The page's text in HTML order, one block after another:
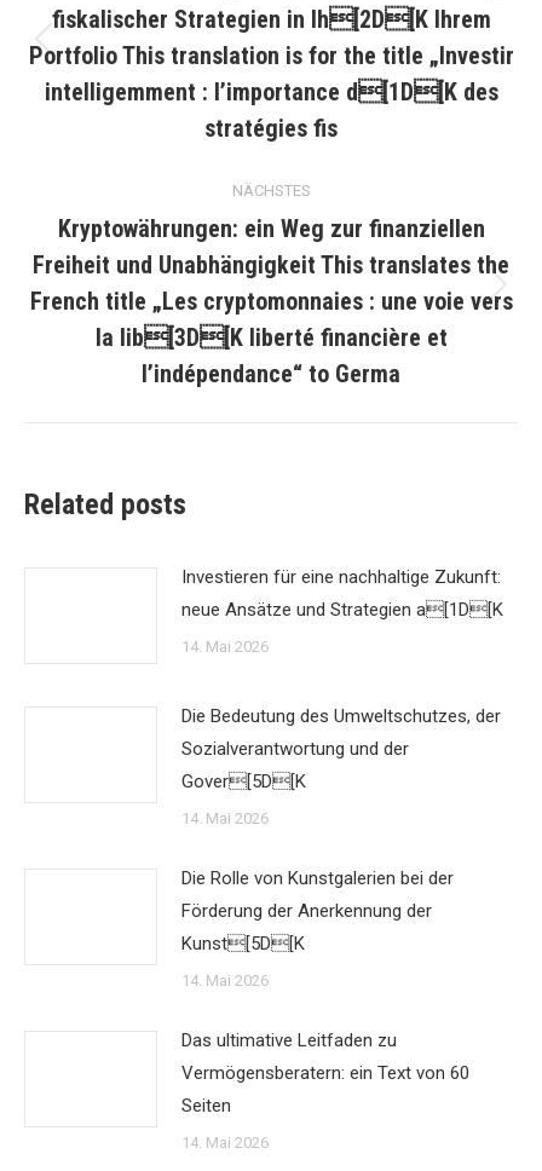
Vorheriger
Beitrag:
fiskalischer Strategien in Ih[2D[K Ihrem
Portfolio This translation is for the title „Investir
intelligemment : l’importance d[1D[K des
stratégies fis
NÄCHSTES
Nächster
Beitrag:
Kryptowährungen: ein Weg zur finanziellen
Freiheit und Unabhängigkeit This translates the
French title „Les cryptomonnaies : une voie vers
la lib[3D[K liberté financière et
l’indépendance“ to Germa
Related posts
Investieren für eine nachhaltige Zukunft:
neue Ansätze und Strategien a[1D[K
14. Mai 2026
Die Bedeutung des Umweltschutzes, der
Sozialverantwortung und der
Gover[5D[K
14. Mai 2026
Die Rolle von Kunstgalerien bei der
Förderung der Anerkennung der
Kunst[5D[K
14. Mai 2026
Das ultimative Leitfaden zu
Vermögensberatern: ein Text von 60
Seiten
14. Mai 2026